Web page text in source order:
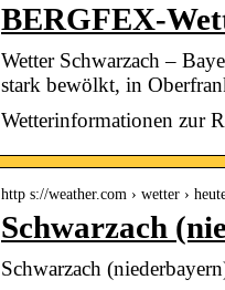
BERGFEX-
Wetter Schwarzach –
stark bewölkt, in
Wetterinformationen zur
http s://weather.com › wetter ›
Schwarzach
Schwarzach